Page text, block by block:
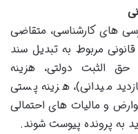
های کارشناسی، متقاضی
مربوط به تبدیل سند
الثبت دولتی، هزینه
میدانی)، هزینه پستی
و مالیات های احتمالی
به پرونده پیوست شوند.